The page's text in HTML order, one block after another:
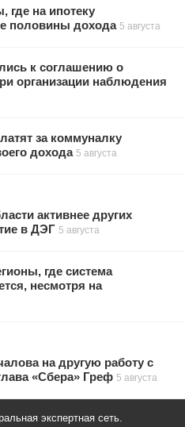
где на ипотеку
половины дохода 5 августа
к соглашению о
организации наблюдения
за коммуналку
дохода 5 августа
активнее других
в ДЭГ 5 августа
где система
несмотря на
на другую работу с
«Сбера» Греф 5 августа
экспертная сеть.